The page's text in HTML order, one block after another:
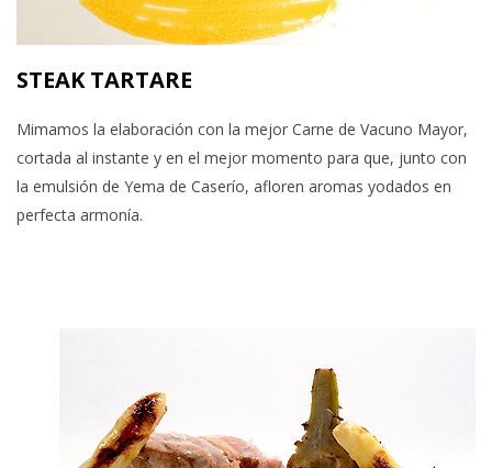
STEAK TARTARE
Mimamos la elaboración con la mejor Carne de Vacuno Mayor,
cortada al instante y en el mejor momento para que, junto con
la emulsión de Yema de Caserío, afloren aromas yodados en
perfecta armonía.